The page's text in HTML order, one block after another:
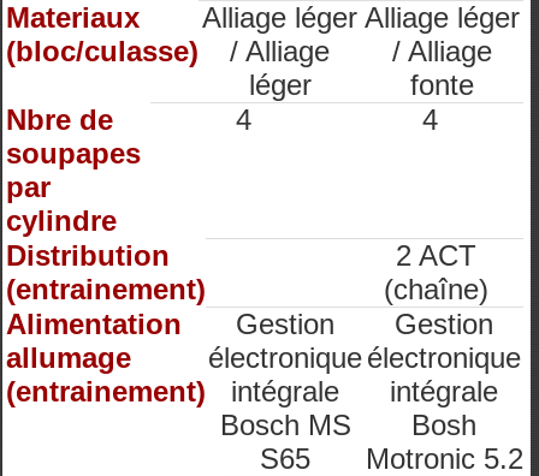
Materiaux
(bloc/culasse)
Alliage léger
/ Alliage
léger
Alliage léger
/ Alliage
fonte
Nbre de
soupapes
par
cylindre
4 4
Distribution
(entrainement)
2 ACT
(chaîne)
Alimentation
allumage
(entrainement)
Gestion
électronique
intégrale
Bosch MS
S65
Gestion
électronique
intégrale
Bosh
Motronic 5.2